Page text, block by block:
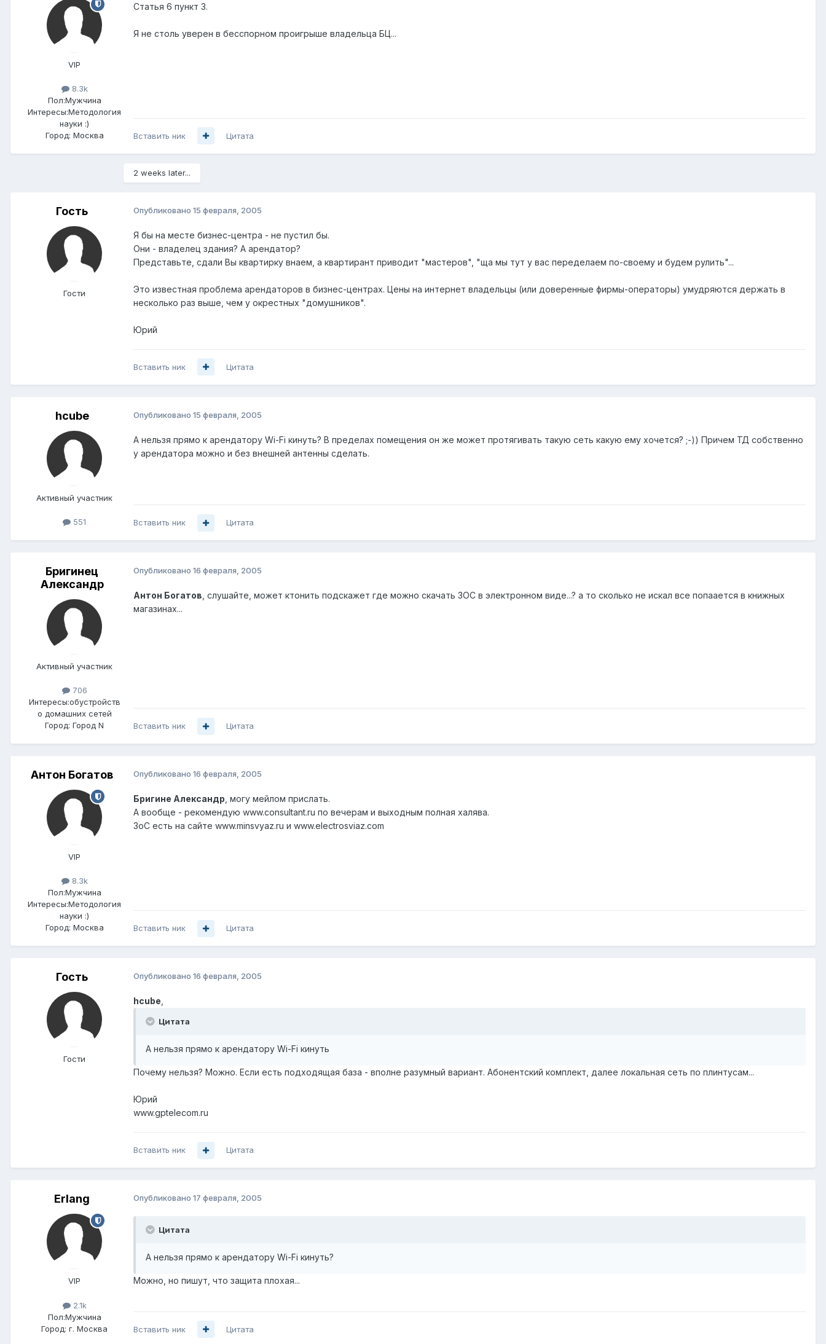
VIP
8.3k
Пол:Мужчина
Интересы:Методология
науки :)
Город: Москва
Статья 6 пункт 3.
Я не столь уверен в бесспорном проигрыше владельца БЦ...
Вставить ник Цитата
2 weeks later...
Гость
Гости
Опубликовано 15 февраля, 2005
Я бы на месте бизнес-центра - не пустил бы.
Они - владелец здания? А арендатор?
Представьте, сдали Вы квартирку внаем, а квартирант приводит "мастеров", "ща мы тут у вас переделаем по-своему и будем рулить"...
Это известная проблема арендаторов в бизнес-центрах. Цены на интернет владельцы (или доверенные фирмы-операторы) умудряются держать в
несколько раз выше, чем у окрестных "домушников".
Юрий
Вставить ник Цитата
hcube
Активный участник
551
Опубликовано 15 февраля, 2005
А нельзя прямо к арендатору Wi-Fi кинуть? В пределах помещения он же может протягивать такую сеть какую ему хочется? ;-)) Причем ТД собственно
у арендатора можно и без внешней антенны сделать.
Вставить ник Цитата
Бригинец
Александр
Активный участник
706
Интересы:обустройств
о домашних сетей
Город: Город N
Опубликовано 16 февраля, 2005
Антон Богатов , слушайте, может ктонить подскажет где можно скачать ЗОС в электронном виде...? а то сколько не искал все попаается в книжных
магазинах...
Вставить ник Цитата
Антон Богатов
VIP
8.3k
Пол:Мужчина
Интересы:Методология
науки :)
Город: Москва
Опубликовано 16 февраля, 2005
Бригине Александр , могу мейлом прислать.
А вообще - рекомендую www.consultant.ru по вечерам и выходным полная халява.
ЗоС есть на сайте www.minsvyaz.ru и www.electrosviaz.com
Вставить ник Цитата
Гость
Гости
Опубликовано 16 февраля, 2005
hcube,
Цитата
А нельзя прямо к арендатору Wi-Fi кинуть
Почему нельзя? Можно. Если есть подходящая база - вполне разумный вариант. Абонентский комплект, далее локальная сеть по плинтусам...
Юрий
www.gptelecom.ru
Вставить ник Цитата
Erlang
VIP
2.1k
Пол:Мужчина
Город: г. Москва
Опубликовано 17 февраля, 2005
Цитата
А нельзя прямо к арендатору Wi-Fi кинуть?
Можно, но пишут, что защита плохая...
Вставить ник Цитата